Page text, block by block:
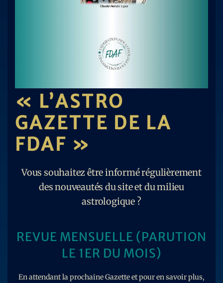
« L’ASTRO
GAZETTE DE LA
FDAF »
Vous souhaitez être informé régulièrement
des nouveautés du site et du milieu
astrologique ?
REVUE MENSUELLE (PARUTION
LE 1ER DU MOIS)
En attendant la prochaine Gazette et pour en savoir plus,